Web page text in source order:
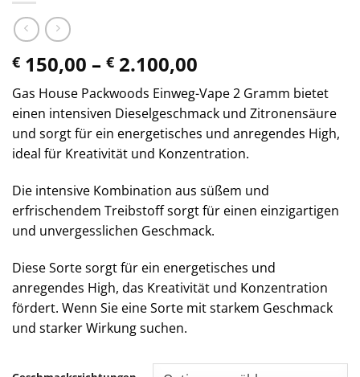
€ 150,00 – € 2.100,00
€ 150,00
bis
€ 2.100,00
Gas House Packwoods Einweg-Vape 2 Gramm bietet
einen intensiven Dieselgeschmack und Zitronensäure
und sorgt für ein energetisches und anregendes High,
ideal für Kreativität und Konzentration.
Die intensive Kombination aus süßem und
erfrischendem Treibstoff sorgt für einen einzigartigen
und unvergesslichen Geschmack.
Diese Sorte sorgt für ein energetisches und
anregendes High, das Kreativität und Konzentration
fördert. Wenn Sie eine Sorte mit starkem Geschmack
und starker Wirkung suchen.